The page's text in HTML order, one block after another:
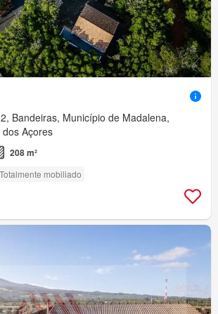
Bandeiras, Município de Madalena,
Açores
208 m²
Totalmente mobiliado